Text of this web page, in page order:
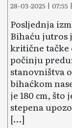
28-03-2025 |
Posljednja
Bihaću jutros
kritične tačke
počinju
stanovništva
bihaćkom
je 180 cm, što
stepena
[…]